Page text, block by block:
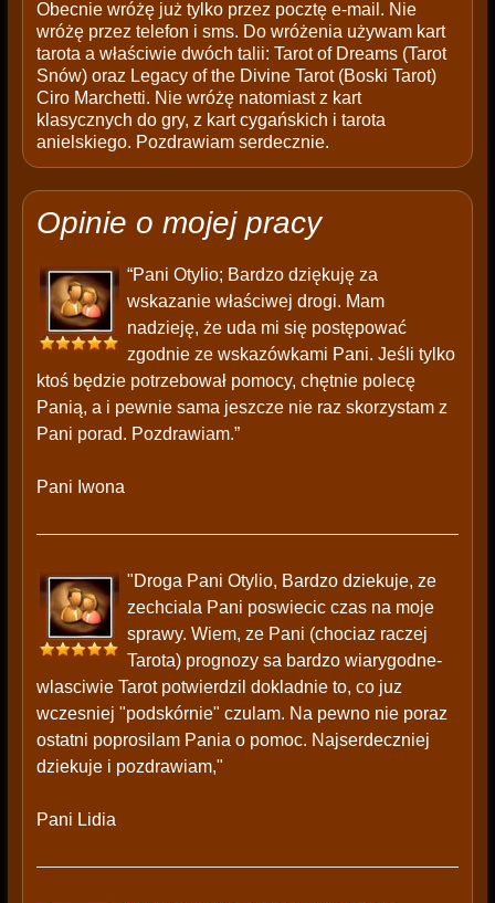
Obecnie wróżę już tylko przez pocztę e-mail. Nie
wróżę przez telefon i sms. Do wróżenia używam kart
tarota a właściwie dwóch talii: Tarot of Dreams (Tarot
Snów) oraz Legacy of the Divine Tarot (Boski Tarot)
Ciro Marchetti. Nie wróżę natomiast z kart
klasycznych do gry, z kart cygańskich i tarota
anielskiego. Pozdrawiam serdecznie.
Opinie o mojej pracy
“Pani Otylio; Bardzo dziękuję za
wskazanie właściwej drogi. Mam
nadzieję, że uda mi się postępować
zgodnie ze wskazówkami Pani. Jeśli tylko
ktoś będzie potrzebował pomocy, chętnie polecę
Panią, a i pewnie sama jeszcze nie raz skorzystam z
Pani porad. Pozdrawiam.”
Pani Iwona
"Droga Pani Otylio, Bardzo dziekuje, ze
zechciala Pani poswiecic czas na moje
sprawy. Wiem, ze Pani (chociaz raczej
Tarota) prognozy sa bardzo wiarygodne-
wlasciwie Tarot potwierdzil dokladnie to, co juz
wczesniej "podskórnie" czulam. Na pewno nie poraz
ostatni poprosilam Pania o pomoc. Najserdeczniej
dziekuje i pozdrawiam,"
Pani Lidia